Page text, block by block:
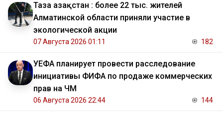
Таза Қазақстан : более 22 тыс. жителей
Алматинской области приняли участие в
экологической акции
07 Августа 2026 01:11 182
УЕФА планирует провести расследование
инициативы ФИФА по продаже коммерческих
прав на ЧМ
06 Августа 2026 22:44 144